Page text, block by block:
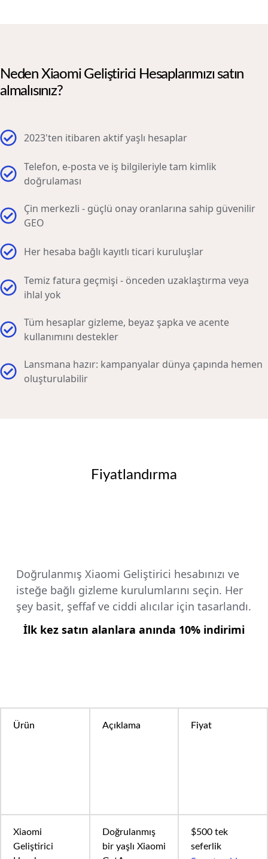
Neden Xiaomi Geliştirici Hesaplarımızı satın
almalısınız?
2023'ten itibaren aktif yaşlı hesaplar
Telefon, e-posta ve iş bilgileriyle tam kimlik
doğrulaması
Çin merkezli - güçlü onay oranlarına sahip güvenilir
GEO
Her hesaba bağlı kayıtlı ticari kuruluşlar
Temiz fatura geçmişi - önceden uzaklaştırma veya
ihlal yok
Tüm hesaplar gizleme, beyaz şapka ve acente
kullanımını destekler
Lansmana hazır: kampanyalar dünya çapında hemen
oluşturulabilir
Fiyatlandırma
Doğrulanmış Xiaomi Geliştirici hesabınızı ve
isteğe bağlı gizleme kurulumlarını seçin. Her
şey basit, şeffaf ve ciddi alıcılar için tasarlandı.
İlk kez satın alanlara anında 10% indirimi
Ürün Açıklama Fiyat
Xiaomi
Geliştirici
Doğrulanmış
bir yaşlı Xiaomi
$500 tek
seferlik